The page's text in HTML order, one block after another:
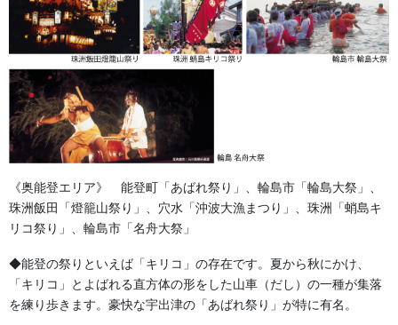
《奥能登エリア》 能登町「あばれ祭り」、輪島市「輪島大祭」、
珠洲飯田「燈籠山祭り」、穴水「沖波大漁まつり」、珠洲「蛸島キ
リコ祭り」、輪島市「名舟大祭」
◆能登の祭りといえば「キリコ」の存在です。夏から秋にかけ、
「キリコ」とよばれる直方体の形をした山車（だし）の一種が集落
を練り歩きます。豪快な宇出津の「あばれ祭り」が特に有名。